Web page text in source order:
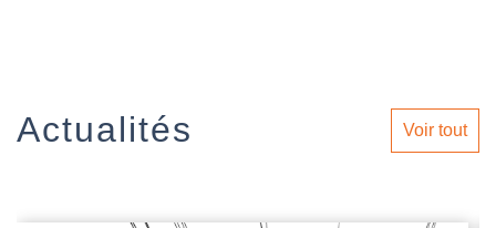
Actualités Voir tout